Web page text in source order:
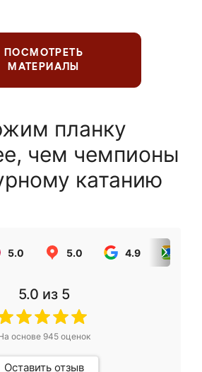
ПОСМОТРЕТЬ
МАТЕРИАЛЫ
планку
чем чемпионы
катанию
5.0 5.0 4.9
5.0 из 5
основе 945оценок
Оставить отзыв